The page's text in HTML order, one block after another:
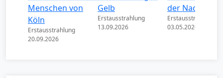
Menschen von
Köln
Erstausstrahlung
20.09.2026
Gelb
Erstausstrahlung
13.09.2026
der Nacht
Erstausstrahlung
03.05.2026